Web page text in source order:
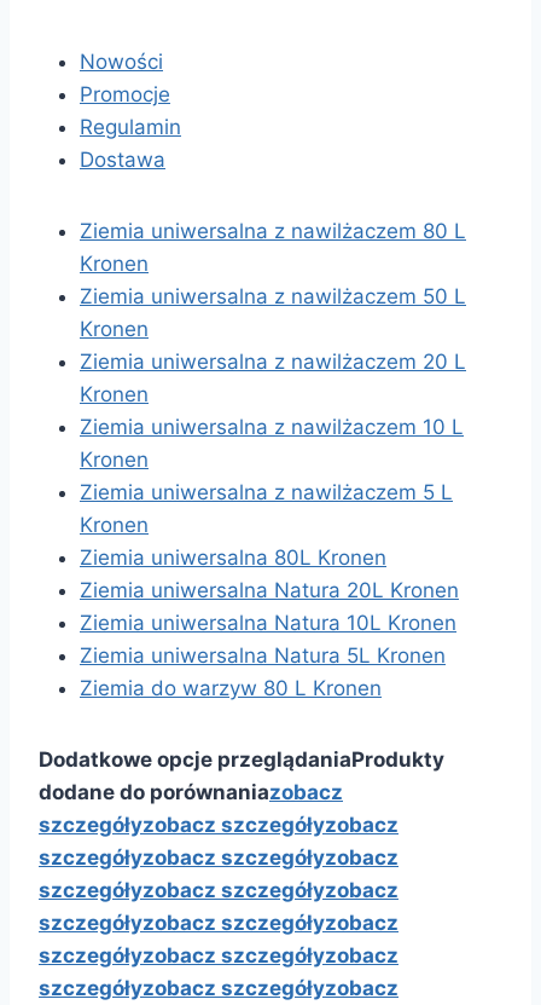
Nowości
Promocje
Regulamin
Dostawa
Ziemia uniwersalna z nawilżaczem 80 L
Kronen
Ziemia uniwersalna z nawilżaczem 50 L
Kronen
Ziemia uniwersalna z nawilżaczem 20 L
Kronen
Ziemia uniwersalna z nawilżaczem 10 L
Kronen
Ziemia uniwersalna z nawilżaczem 5 L
Kronen
Ziemia uniwersalna 80L Kronen
Ziemia uniwersalna Natura 20L Kronen
Ziemia uniwersalna Natura 10L Kronen
Ziemia uniwersalna Natura 5L Kronen
Ziemia do warzyw 80 L Kronen
Dodatkowe opcje przeglądaniaProdukty
dodane do porównaniazobacz
szczegółyzobacz szczegółyzobacz
szczegółyzobacz szczegółyzobacz
szczegółyzobacz szczegółyzobacz
szczegółyzobacz szczegółyzobacz
szczegółyzobacz szczegółyzobacz
szczegółyzobacz szczegółyzobacz